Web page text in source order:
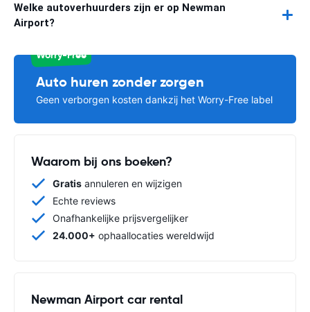
Welke autoverhuurders zijn er op Newman
Airport?
Worry-Free
Auto huren zonder zorgen
Geen verborgen kosten dankzij het Worry-Free label
Waarom bij ons boeken?
Gratis annuleren en wijzigen
Echte reviews
Onafhankelijke prijsvergelijker
24.000+ ophaallocaties wereldwijd
Newman Airport car rental